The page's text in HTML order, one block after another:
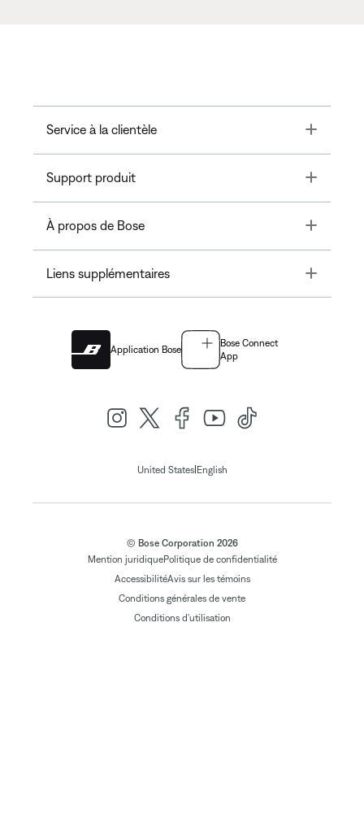
Service à la clientèle Toggle
Support produit Toggle
À propos de Bose Toggle
Liens supplémentaires Toggle
Application Bose
Bose Connect
App
United States| English
© Bose Corporation 2026
Mention juridiquePolitique de confidentialité
AccessibilitéAvis sur les témoins
Conditions générales de vente
Conditions d'utilisation